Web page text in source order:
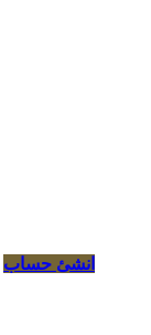
انشئ حساب